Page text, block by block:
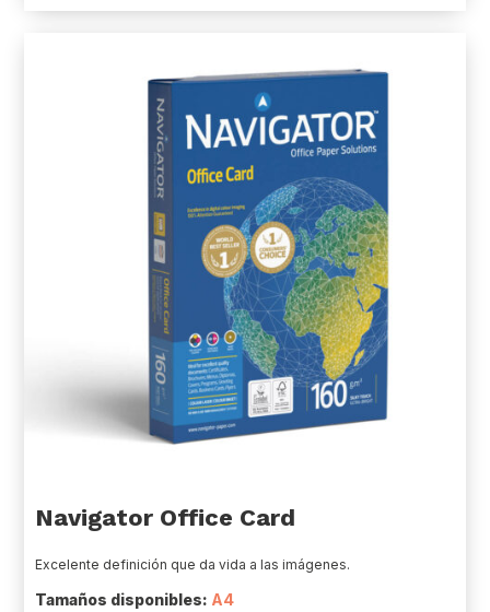
Navigator Office Card
Excelente definición que da vida a las imágenes.
Tamaños disponibles: A4